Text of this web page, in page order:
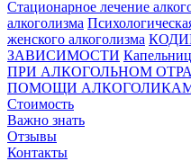
Стационарное лечение
алкоголизма
женского алкоголизма
ЗАВИСИМОСТИ
ПРИ АЛКОГОЛЬНОМ
ПОМОЩИ АЛКОГОЛИКАМ
Стоимость
Важно знать
Отзывы
Контакты